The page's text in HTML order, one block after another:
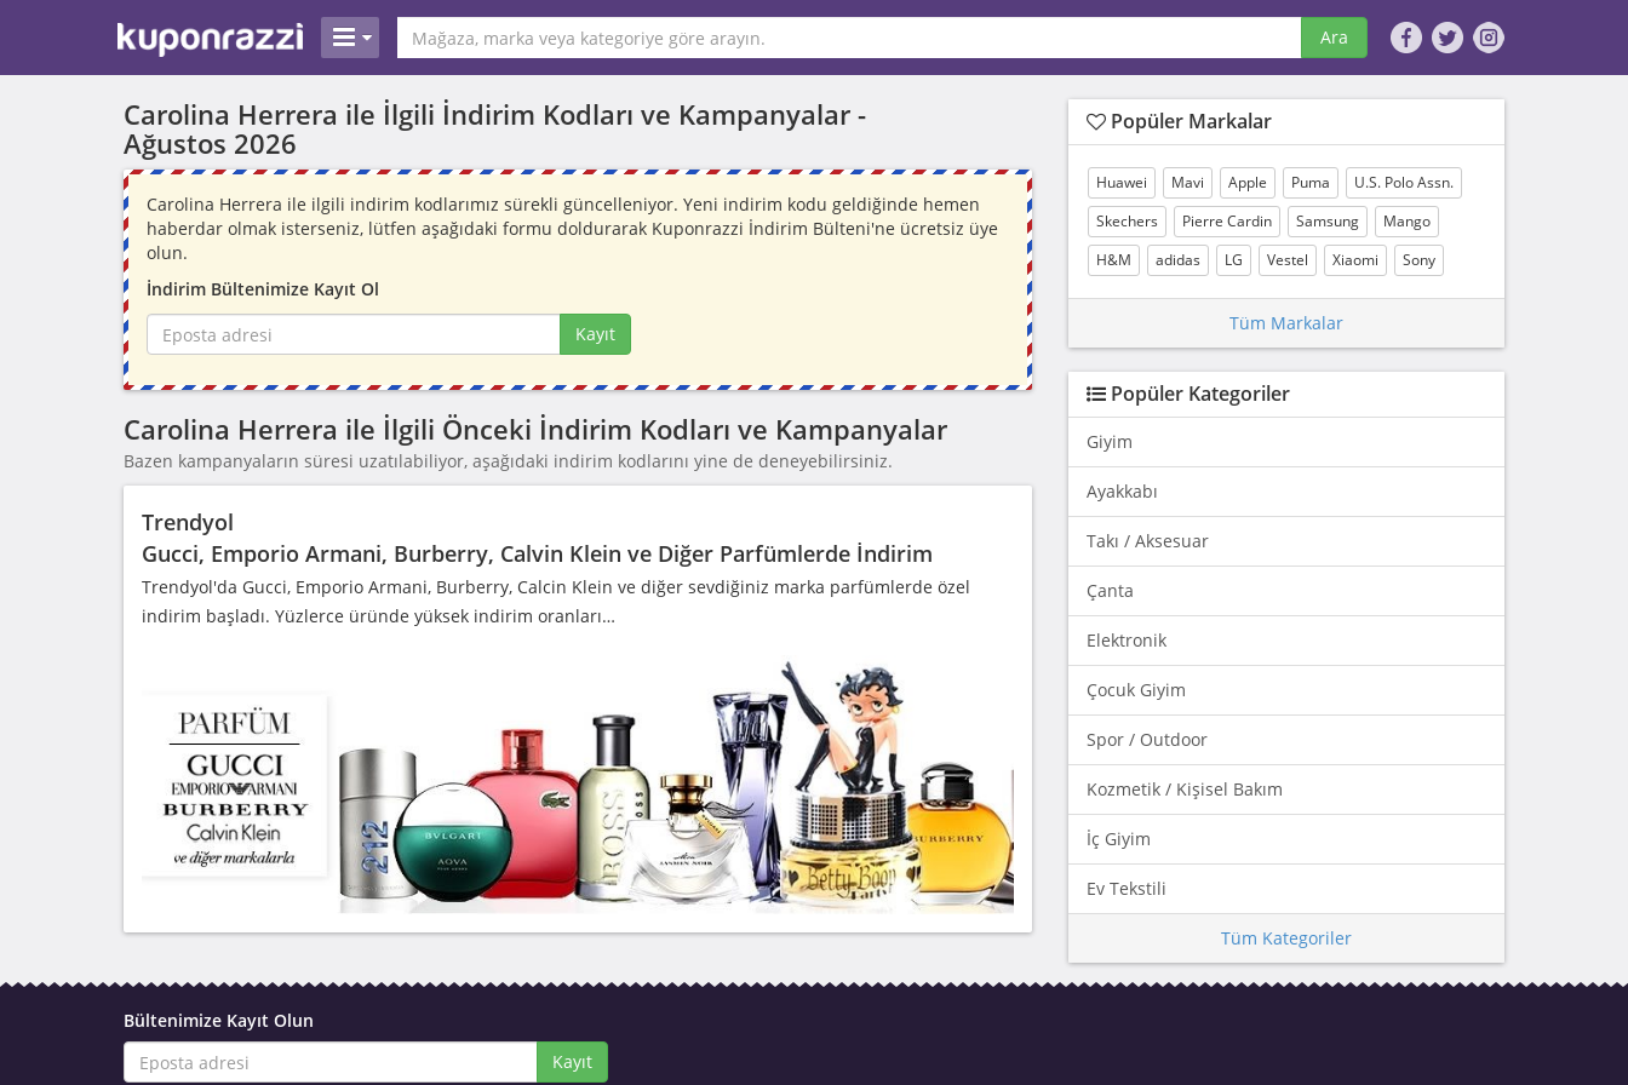
Ara
Carolina Herrera ile İlgili İndirim Kodları ve Kampanyalar -
Ağustos 2026
Carolina Herrera ile ilgili indirim kodlarımız sürekli güncelleniyor. Yeni indirim kodu geldiğinde hemen
haberdar olmak isterseniz, lütfen aşağıdaki formu doldurarak Kuponrazzi İndirim Bülteni'ne ücretsiz üye
olun.
İndirim Bültenimize Kayıt Ol
Kayıt
Carolina Herrera ile İlgili Önceki İndirim Kodları ve Kampanyalar
Bazen kampanyaların süresi uzatılabiliyor, aşağıdaki indirim kodlarını yine de deneyebilirsiniz.
Trendyol
Gucci, Emporio Armani, Burberry, Calvin Klein ve Diğer Parfümlerde İndirim
Trendyol'da Gucci, Emporio Armani, Burberry, Calcin Klein ve diğer sevdiğiniz marka parfümlerde özel
indirim başladı. Yüzlerce üründe yüksek indirim oranları…
Popüler Markalar
Huawei Mavi Apple Puma
U.S. Polo Assn.
Skechers
Pierre Cardin Samsung
Mango
H&M
adidas LG Vestel Xiaomi Sony
Tüm Markalar
Popüler Kategoriler
Giyim
Ayakkabı
Takı / Aksesuar
Çanta
Elektronik
Çocuk Giyim
Spor / Outdoor
Kozmetik / Kişisel Bakım
İç Giyim
Ev Tekstili
Tüm Kategoriler
Bültenimize Kayıt Olun
Kayıt